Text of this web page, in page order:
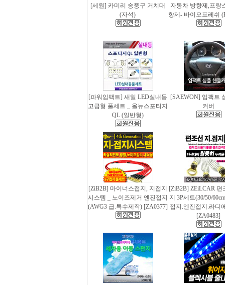
[세원] 카미리 송풍구 거치대
(자석)
자동차 방향제,프랑
향제- 바이오프레쉬
[파워임팩트] 새일 LED실내등
고급형 풀세트 _ 올뉴스포티지
QL (일반형)
[SAEWON] 임팩트
커버
[ZiB2B] 마이너스접지, 지접지
시스템 _ 노이즈제거 엔진접지
(AWG3 급.특수제작) [ZA0377]
[ZiB2B] ZEiLCAR 편
지 3P세트(30/50/
접지.엔진접지.라디
[ZA0483]